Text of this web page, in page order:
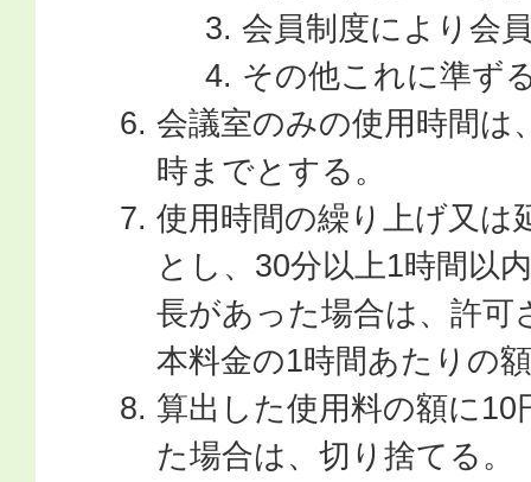
会員制度により会
その他これに準ず
会議室のみの使用時間は
時までとする。
使用時間の繰り上げ又は
とし、30分以上1時間以
長があった場合は、許可
本料金の1時間あたりの
算出した使用料の額に10
た場合は、切り捨てる。